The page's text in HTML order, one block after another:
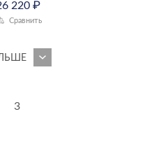
220 ₽
Сравнить
3